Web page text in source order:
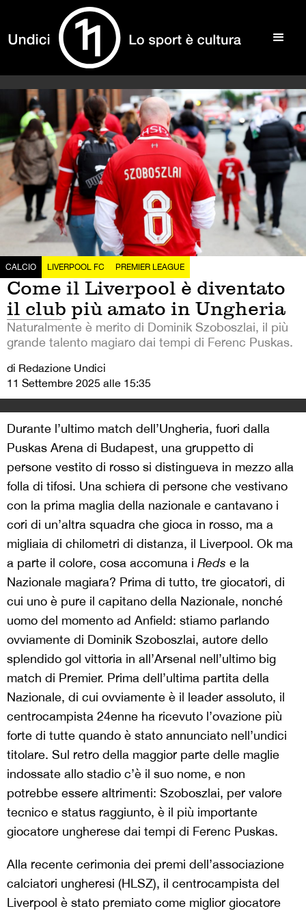
CALCIO LIVERPOOL FC PREMIER LEAGUE
Come il Liverpool è diventato
il club più amato in Ungheria
Naturalmente è merito di Dominik Szoboszlai, il più
grande talento magiaro dai tempi di Ferenc Puskas.
di Redazione Undici
11 Settembre 2025 alle 15:35
Durante l’ultimo match dell’Ungheria, fuori dalla
Puskas Arena di Budapest, una gruppetto di
persone vestito di rosso si distingueva in mezzo alla
folla di tifosi. Una schiera di persone che vestivano
con la prima maglia della nazionale e cantavano i
cori di un’altra squadra che gioca in rosso, ma a
migliaia di chilometri di distanza, il Liverpool. Ok ma
a parte il colore, cosa accomuna i Reds e la
Nazionale magiara? Prima di tutto, tre giocatori, di
cui uno è pure il capitano della Nazionale, nonché
uomo del momento ad Anfield: stiamo parlando
ovviamente di Dominik Szoboszlai, autore dello
splendido gol vittoria in all’Arsenal nell’ultimo big
match di Premier. Prima dell’ultima partita della
Nazionale, di cui ovviamente è il leader assoluto, il
centrocampista 24enne ha ricevuto l’ovazione più
forte di tutte quando è stato annunciato nell’undici
titolare. Sul retro della maggior parte delle maglie
indossate allo stadio c’è il suo nome, e non
potrebbe essere altrimenti: Szoboszlai, per valore
tecnico e status raggiunto, è il più importante
giocatore ungherese dai tempi di Ferenc Puskas.
Alla recente cerimonia dei premi dell’associazione
calciatori ungheresi (HLSZ), il centrocampista del
Liverpool è stato premiato come miglior giocatore